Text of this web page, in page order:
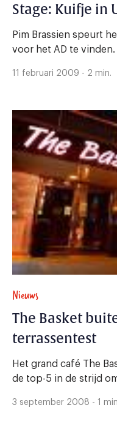
Stage: Kuifje in
Pim Brassien speurt
voor het AD te vinden.
11 februari 2009 - 2 min.
Nieuws
The Basket
terrassentest
Het grand café The
de top-5 in de strijd
3 september 2008 - 1